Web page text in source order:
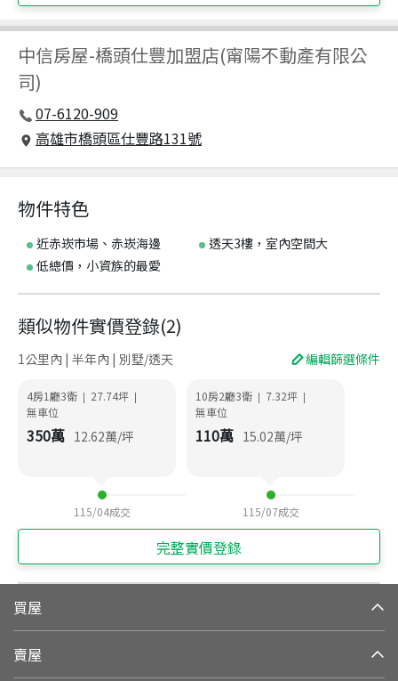
中信房屋-橋頭仕豐加盟店(甯陽不動產有限公
司)
07-6120-909
高雄市橋頭區仕豐路131號
物件特色
近赤崁市場、赤崁海邊
透天3樓，室內空間大
低總價，小資族的最愛
類似物件實價登錄(2)
1公里內 | 半年內 | 別墅/透天 編輯篩選條件
4房1廳3衛 | 27.74坪 |
無車位
350萬 12.62萬/坪
115/04成交
10房2廳3衛 | 7.32坪 |
無車位
110萬 15.02萬/坪
115/07成交
完整實價登錄
買屋
賣屋